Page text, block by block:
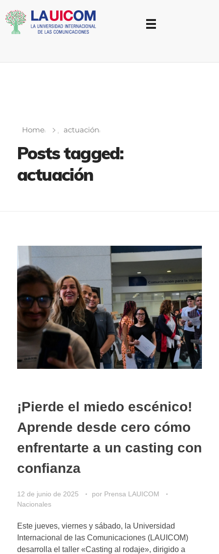
Home actuación
Posts tagged:
actuación
¡Pierde el miedo escénico!
Aprende desde cero cómo
enfrentarte a un casting con
confianza
12 de junio de 2025 por Prensa LAUICOM
Nacionales
Este jueves, viernes y sábado, la Universidad
Internacional de las Comunicaciones (LAUICOM)
desarrolla el taller «Casting al rodaje», dirigido a